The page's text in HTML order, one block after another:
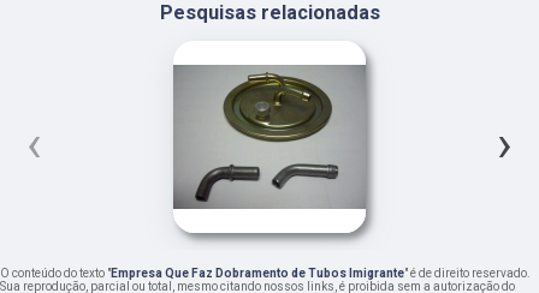
Pesquisas relacionadas
‹ ›
O conteúdo do texto "Empresa Que Faz Dobramento de Tubos Imigrante" é de direito reservado.
Sua reprodução, parcial ou total, mesmo citando nossos links, é proibida sem a autorização do